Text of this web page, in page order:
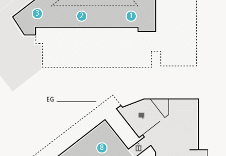
1
2
3
8